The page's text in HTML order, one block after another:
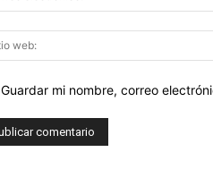
Guardar mi nombre, correo